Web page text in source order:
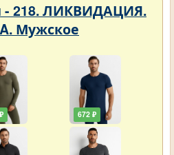
218. ЛИКВИДАЦИЯ.
Мужское
672 ₽